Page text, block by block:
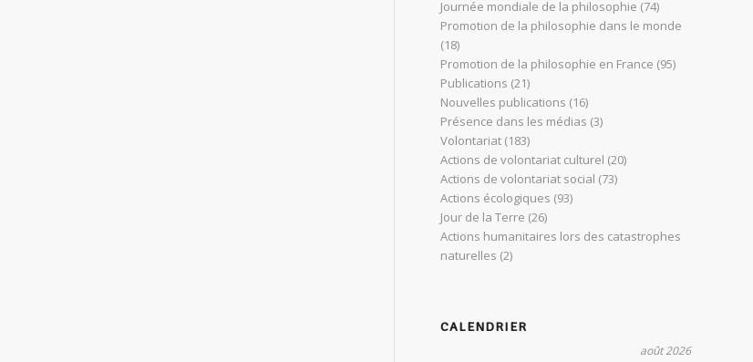
Journée mondiale de la philosophie (74)
Promotion de la philosophie dans le monde
(18)
Promotion de la philosophie en France (95)
Publications (21)
Nouvelles publications (16)
Présence dans les médias (3)
Volontariat (183)
Actions de volontariat culturel (20)
Actions de volontariat social (73)
Actions écologiques (93)
Jour de la Terre (26)
Actions humanitaires lors des catastrophes
naturelles (2)
CALENDRIER
août 2026